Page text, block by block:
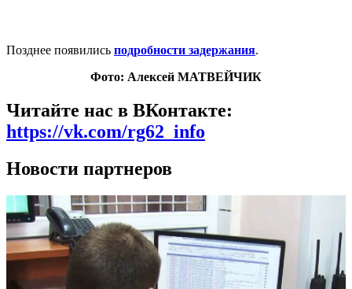
Позднее появились подробности задержания.
Фото: Алексей МАТВЕЙЧИК
Читайте нас в ВКонтакте:
https://vk.com/rg62_info
Новости партнеров